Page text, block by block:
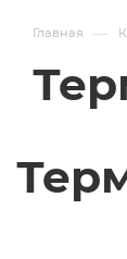
Главная —